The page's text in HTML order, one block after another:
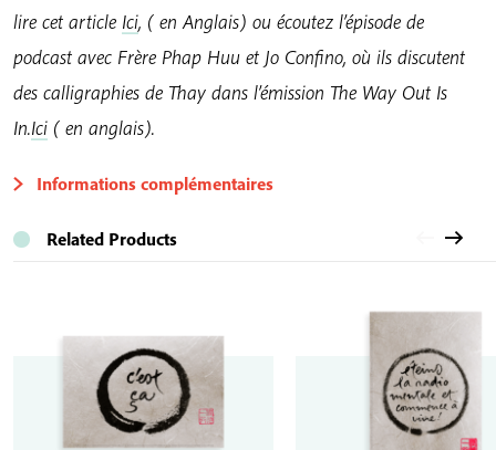
lire cet article Ici, ( en Anglais) ou écoutez l’épisode de
podcast avec Frère Phap Huu et Jo Confino, où ils discutent
des calligraphies de Thay dans l’émission The Way Out Is
In.Ici ( en anglais).
Informations complémentaires
Related Products